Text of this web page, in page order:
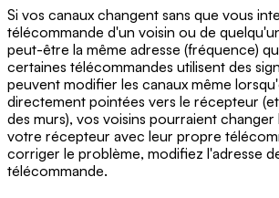
Si vos canaux changent sans que vous
télécommande d'un voisin ou de
peut-être la même adresse (fréquence)
certaines télécommandes utilisent des
peuvent modifier les canaux même
directement pointées vers le récepteur
des murs), vos voisins pourraient changer
votre récepteur avec leur propre
corriger le problème, modifiez l'adresse
télécommande.